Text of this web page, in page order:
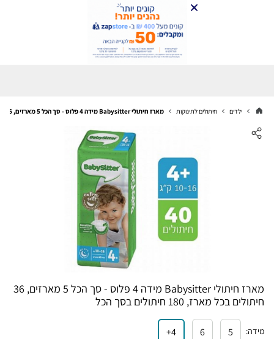
ילדים חיתולים לתינוקות מארז חיתולי Babysitter מידה 4 פלוס - סך הכל 5 מארזים, 36 חיתולים בכל מארז, 180 חיתולים בסך הכל
מארז חיתולי Babysitter מידה 4 פלוס - סך הכל 5 מארזים, 36
חיתולים בכל מארז, 180 חיתולים בסך הכל
מידה:
5
6
4+